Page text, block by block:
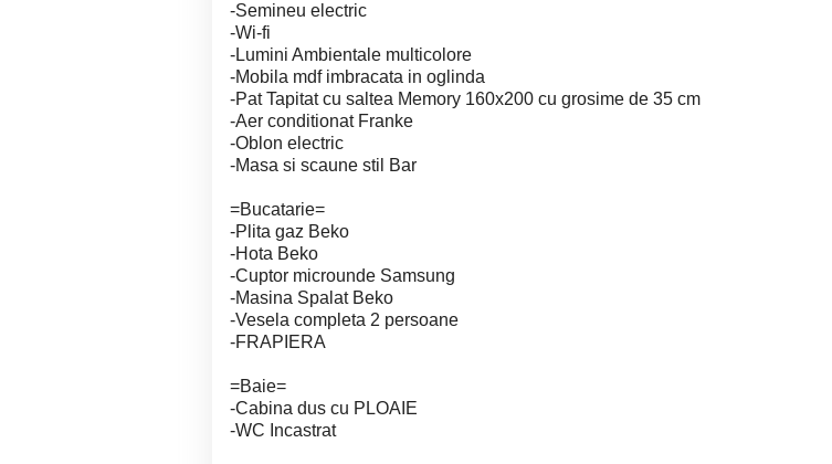
-Semineu electric
-Wi-fi
-Lumini Ambientale multicolore
-Mobila mdf imbracata in oglinda
-Pat Tapitat cu saltea Memory 160x200 cu grosime de 35 cm
-Aer conditionat Franke
-Oblon electric
-Masa si scaune stil Bar
=Bucatarie=
-Plita gaz Beko
-Hota Beko
-Cuptor microunde Samsung
-Masina Spalat Beko
-Vesela completa 2 persoane
-FRAPIERA
=Baie=
-Cabina dus cu PLOAIE
-WC Incastrat